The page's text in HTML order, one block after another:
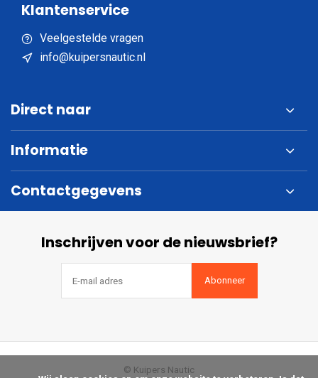
Klantenservice
Veelgestelde vragen
info@kuipersnautic.nl
Direct naar
Informatie
Contactgegevens
Inschrijven voor de nieuwsbrief?
Abonneer
© Kuipers Nautic